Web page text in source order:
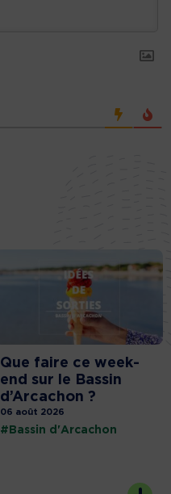
Que faire ce week-
end sur le Bassin
d’Arcachon ?
06 août 2026
#Bassin d'Arcachon